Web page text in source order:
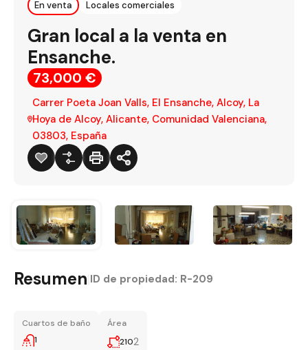
En venta Locales comerciales
Gran local a la venta en
Ensanche.
73,000 €
Carrer Poeta Joan Valls, El Ensanche, Alcoy, La
Hoya de Alcoy, Alicante, Comunidad Valenciana,
03803, España
Resumen ID de propiedad: R-209
Cuartos de baño
1
Área
2102